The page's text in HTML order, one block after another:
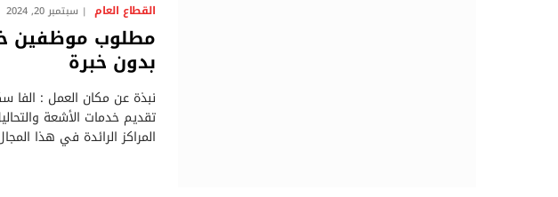
القطاع العام سبتمبر 20, 2024
بدون خبرة
نبذة عن مكان العمل :
تقديم خدمات الأشعة
المراكز الرائدة في هذا